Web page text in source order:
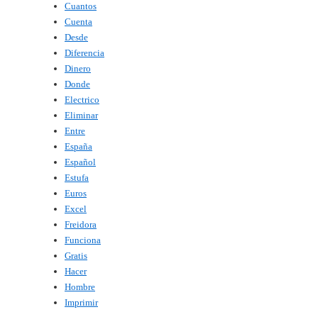
Cuantos
Cuenta
Desde
Diferencia
Dinero
Donde
Electrico
Eliminar
Entre
España
Español
Estufa
Euros
Excel
Freidora
Funciona
Gratis
Hacer
Hombre
Imprimir